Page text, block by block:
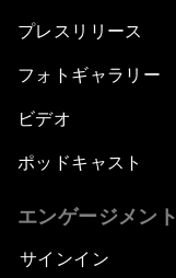
プレスリリース
フォトギャラリー
ビデオ
ポッドキャスト
エンゲージメント
サインイン